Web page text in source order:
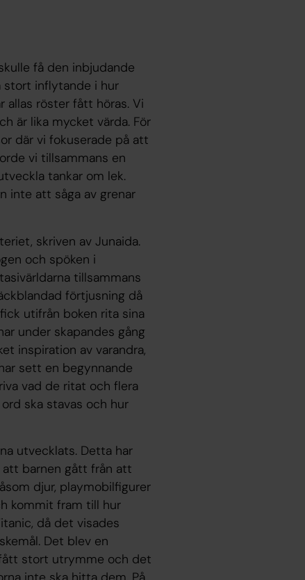
få den inbjudande
stort inflytande i hur
allas röster fått höras. Vi
är lika mycket värda. För
där vi fokuserade på att
vi tillsammans en
tankar om lek.
inte att såga av grenar
skriven av Junaida.
och spöken i
tillsammans
förtjusning då
utifrån boken rita sina
under skapandes gång
inspiration av varandra,
sett en begynnande
vad de ritat och flera
ska stavas och hur
utvecklats. Detta har
barnen gått från att
djur, playmobilfigurer
kommit fram till hur
då det visades
Det blev en
fått stort utrymme och det